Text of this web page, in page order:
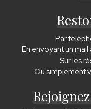
Par
En envoyant un mail
Sur les
Ou simplement